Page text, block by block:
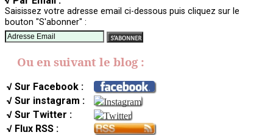
Saisissez votre adresse email ci-dessous puis cliquez sur le
bouton "S'abonner" :
Ou en suivant le blog :
√ Sur Facebook :
√ Sur instagram :
√ Sur Twitter :
√ Flux RSS :